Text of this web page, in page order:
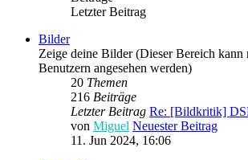
Letzter Beitrag
Bilder
Zeige deine Bilder (Dieser Bereich kann
Benutzern angesehen werden)
20 Themen
216 Beiträge
Letzter Beitrag Re: [Bildkritik]
von Miguel Neuester Beitrag
11. Jun 2024, 16:06